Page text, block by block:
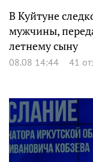
В Куйтуне
мужчины,
летнему сыну
08.08 14:44 41